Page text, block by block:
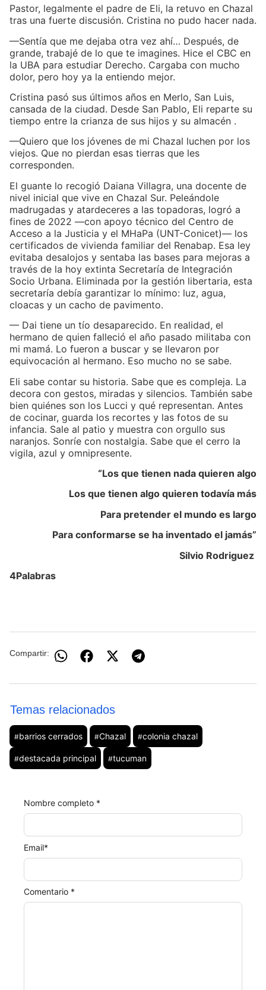
Pastor, legalmente el padre de Eli, la retuvo en Chazal
tras una fuerte discusión. Cristina no pudo hacer nada.
—Sentía que me dejaba otra vez ahí… Después, de
grande, trabajé de lo que te imagines. Hice el CBC en
la UBA para estudiar Derecho. Cargaba con mucho
dolor, pero hoy ya la entiendo mejor.
Cristina pasó sus últimos años en Merlo, San Luis,
cansada de la ciudad. Desde San Pablo, Eli reparte su
tiempo entre la crianza de sus hijos y su almacén .
—Quiero que los jóvenes de mi Chazal luchen por los
viejos. Que no pierdan esas tierras que les
corresponden.
El guante lo recogió Daiana Villagra, una docente de
nivel inicial que vive en Chazal Sur. Peleándole
madrugadas y atardeceres a las topadoras, logró a
fines de 2022 —con apoyo técnico del Centro de
Acceso a la Justicia y el MHaPa (UNT-Conicet)— los
certificados de vivienda familiar del Renabap. Esa ley
evitaba desalojos y sentaba las bases para mejoras a
través de la hoy extinta Secretaría de Integración
Socio Urbana. Eliminada por la gestión libertaria, esta
secretaría debía garantizar lo mínimo: luz, agua,
cloacas y un cacho de pavimento.
— Dai tiene un tío desaparecido. En realidad, el
hermano de quien falleció el año pasado militaba con
mi mamá. Lo fueron a buscar y se llevaron por
equivocación al hermano. Eso mucho no se sabe.
Eli sabe contar su historia. Sabe que es compleja. La
decora con gestos, miradas y silencios. También sabe
bien quiénes son los Lucci y qué representan. Antes
de cocinar, guarda los recortes y las fotos de su
infancia. Sale al patio y muestra con orgullo sus
naranjos. Sonríe con nostalgia. Sabe que el cerro la
vigila, azul y omnipresente.
“Los que tienen nada quieren algo
Los que tienen algo quieren todavía más
Para pretender el mundo es largo
Para conformarse se ha inventado el jamás”
Silvio Rodriguez
4Palabras
Compartir:
Temas relacionados
#barrios cerrados #Chazal #colonia chazal
#destacada principal #tucuman
Comentario *
Nombre completo *
Email*